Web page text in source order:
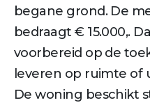
begane grond. De
bedraagt € 15.000,.
voorbereid op de
leveren op ruimte of
De woning beschikt